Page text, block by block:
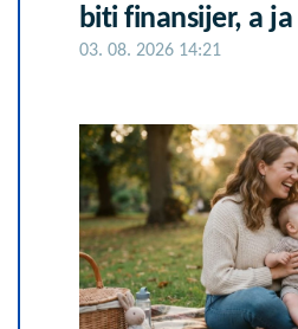
biti finansijer, a
03. 08. 2026 14:21